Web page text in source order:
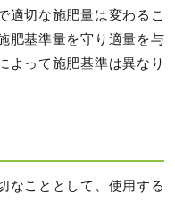
適切な施肥量は変わるこ
肥基準量を守り適量を与
よって施肥基準は異なり
なこととして、使用する